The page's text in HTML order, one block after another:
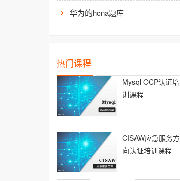
华为的hcna题库
热门课程
Mysql OCP认证培
训课程
CISAW应急服务方
向认证培训课程